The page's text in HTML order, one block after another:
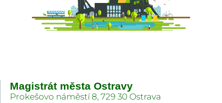
Magistrát města Ostravy
Prokešovo náměstí 8, 729 30 Ostrava